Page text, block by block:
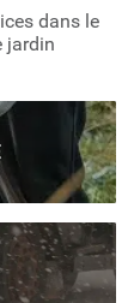
dans le
jardin